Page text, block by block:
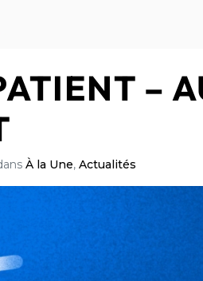
–
À la Une, Actualités